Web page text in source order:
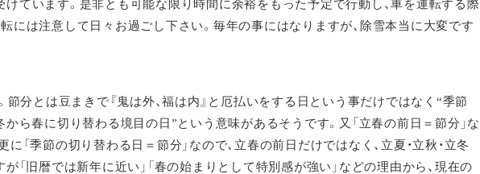
ています。是非とも可能な限り時間に余裕をもった予定で行動し、車を運転する際
には注意して日々お過ごし下さい。毎年の事にはなりますが、除雪本当に大変です
節分とは豆まきで『鬼は外、福は内』と厄払いをする日という事だけではなく“季節
ら春に切り替わる境目の日”という意味があるそうです。又「立春の前日＝節分」な
「季節の切り替わる日＝節分」なので、立春の前日だけではなく、立夏・立秋・立冬
「旧暦では新年に近い」「春の始まりとして特別感が強い」などの理由から、現在の